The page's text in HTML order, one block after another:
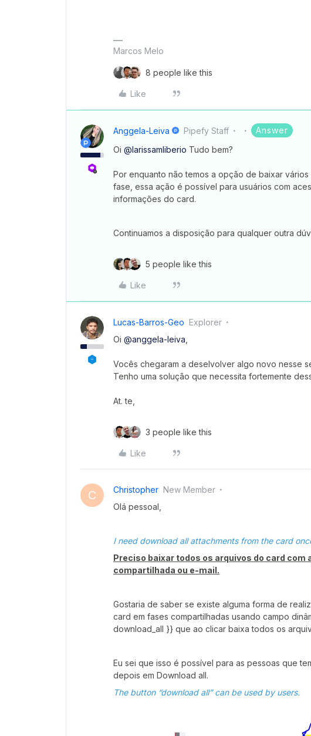
Marcos Melo
8 people like this
Like
Anggela-Leiva Pipefy Staff Answer
Oi @larissamliberio Tudo bem?
Por enquanto não temos a opção de baixar
fase, essa ação é possível para usuários com
informações do card.
Continuamos a disposição para qualquer outra
5 people like this
Like
Lucas-Barros-Geo Explorer
Oi @anggela-leiva
Vocês chegaram a deselvolver algo novo nesse
Tenho uma solução que necessita fortemente
At. te,
3 people like this
Like
C Christopher New Member
Olá pessoal,
I need download all attachments from the card
Preciso baixar todos os arquivos do card com
compartilhada ou e-mail.
Gostaria de saber se existe alguma forma de
card em fases compartilhadas usando campo
download_all }} que ao clicar baixa todos os
Eu sei que isso é possível para as pessoas que
depois em Download all.
The button “download all” can be used by users.